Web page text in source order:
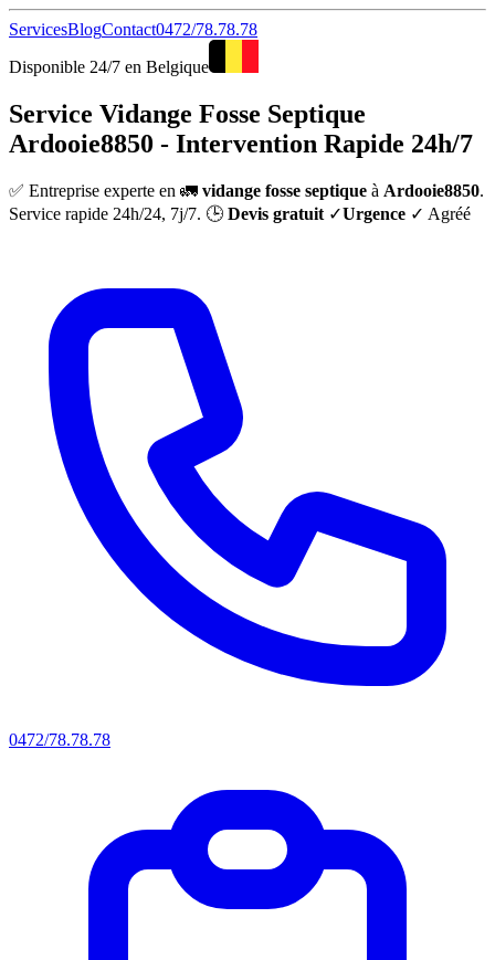
ServicesBlogContact0472/78.78.78
Disponible 24/7 en Belgique
Service Vidange Fosse Septique
Ardooie8850 - Intervention Rapide 24h/7
✅ Entreprise experte en 🚛 vidange fosse septique à Ardooie8850.
Service rapide 24h/24, 7j/7. 🕒 Devis gratuit ✓Urgence ✓ Agréé
0472/78.78.78